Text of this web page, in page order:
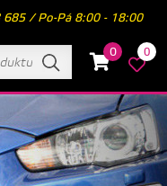
685 / Po-Pá 8:00 - 18:00
0 0